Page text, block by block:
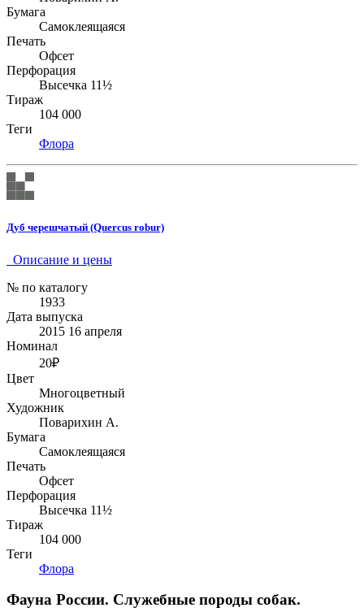
Бумага
Самоклеящаяся
Печать
Офсет
Перфорация
Высечка 11½
Тираж
104 000
Теги
Флора
Дуб черешчатый (Quercus robur)
Описание и цены
№ по каталогу
1933
Дата выпуска
2015 16 апреля
Номинал
20₽
Цвет
Многоцветный
Художник
Поварихин А.
Бумага
Самоклеящаяся
Печать
Офсет
Перфорация
Высечка 11½
Тираж
104 000
Теги
Флора
Фауна России. Служебные породы собак.